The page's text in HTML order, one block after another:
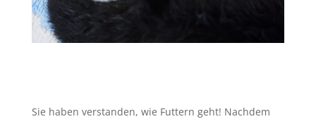
Sie haben verstanden, wie Futtern geht! Nachdem